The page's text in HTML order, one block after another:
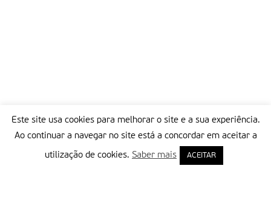
Este site usa cookies para melhorar o site e a sua experiência.
Ao continuar a navegar no site está a concordar em aceitar a
utilização de cookies. Saber mais ACEITAR